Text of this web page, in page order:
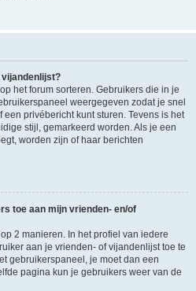
het forum sorteren. Gebruikers die in je
weergegeven zodat je snel
privébericht kunt sturen. Tevens is het
stijl, gemarkeerd worden. Als je een
worden zijn of haar berichten
toe aan mijn vrienden- en/of
2 manieren. In het profiel van iedere
aan je vrienden- of vijandenlijst toe te
gebruikerspaneel, je moet dan een
pagina kun je gebruikers weer van de